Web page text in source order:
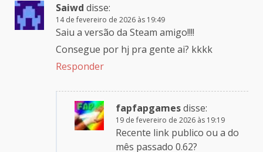
Saiwd disse:
14 de fevereiro de 2026 às 19:49
Saiu a versão da Steam amigo!!!!
Consegue por hj pra gente ai? kkkk
Responder
fapfapgamesdisse:
19 de fevereiro de 2026 às 19:19
Recente link publico ou a do
mês passado 0.62?